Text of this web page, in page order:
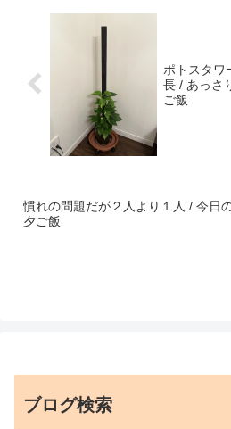
ポトスタワ
長 / あっさ
ご飯
慣れの問題だが２人より１人 / 今日
夕ご飯
ブログ検索